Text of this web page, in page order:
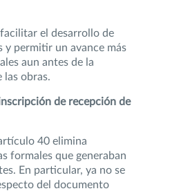
el desarrollo de
permitir un avance más
aun antes de la
obras.
de recepción de
40 elimina
formales que generaban
En particular, ya no se
del documento